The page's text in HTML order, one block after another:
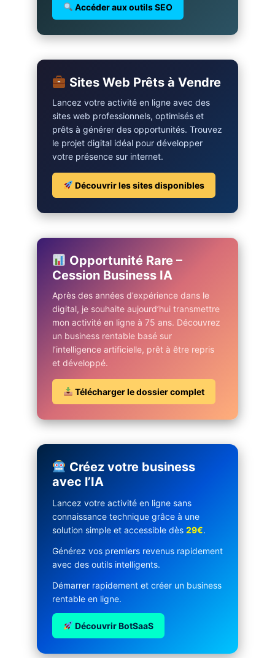
Accéder aux outils SEO
Sites Web Prêts à Vendre
Lancez votre activité en ligne avec des
sites web professionnels, optimisés et
prêts à générer des opportunités. Trouvez
le projet digital idéal pour développer
votre présence sur internet.
Découvrir les sites disponibles
Opportunité Rare –
Cession Business IA
Après des années d’expérience dans le
digital, je souhaite aujourd’hui transmettre
mon activité en ligne à 75 ans. Découvrez
un business rentable basé sur
l’intelligence artificielle, prêt à être repris
et développé.
Télécharger le dossier complet
Créez votre business
avec l’IA
Lancez votre activité en ligne sans
connaissance technique grâce à une
solution simple et accessible dès 29€.
Générez vos premiers revenus rapidement
avec des outils intelligents.
Démarrer rapidement et créer un business
rentable en ligne.
Découvrir BotSaaS